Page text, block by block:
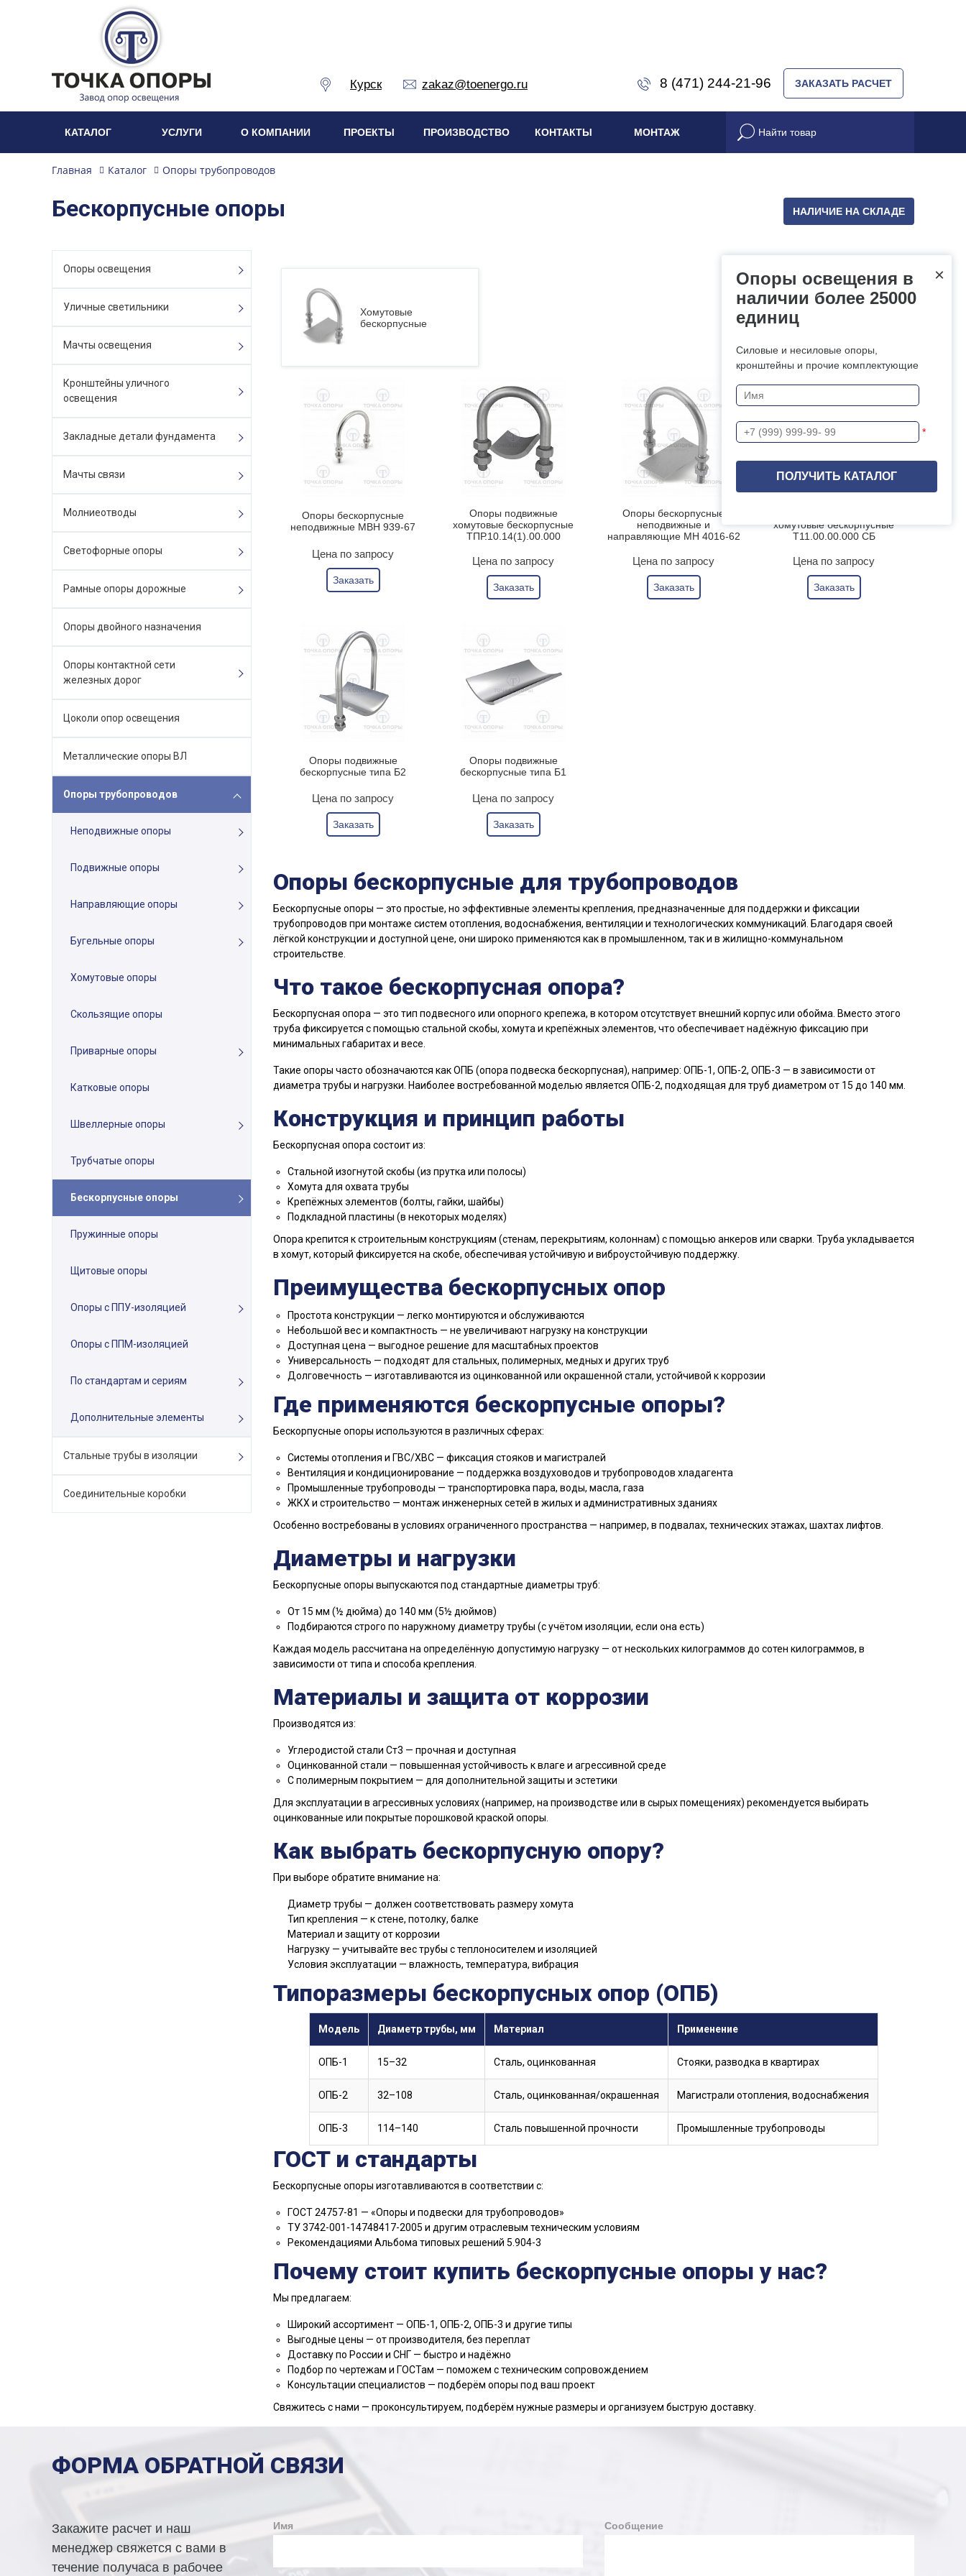
Курск zakaz@toenergo.ru 8 (471) 244-21-96 ЗАКАЗАТЬ РАСЧЕТ
КАТАЛОГ УСЛУГИ О КОМПАНИИ ПРОЕКТЫ ПРОИЗВОДСТВО КОНТАКТЫ МОНТАЖ
Главная Каталог Опоры трубопроводов
Бескорпусные опоры НАЛИЧИЕ НА СКЛАДЕ
Опоры освещения
Уличные светильники
Мачты освещения
Кронштейны уличного
освещения
Закладные детали фундамента
Мачты связи
Молниеотводы
Светофорные опоры
Рамные опоры дорожные
Опоры двойного назначения
Опоры контактной сети
железных дорог
Цоколи опор освещения
Металлические опоры ВЛ
Опоры трубопроводов
Неподвижные опоры
Подвижные опоры
Направляющие опоры
Бугельные опоры
Хомутовые опоры
Скользящие опоры
Приварные опоры
Катковые опоры
Швеллерные опоры
Трубчатые опоры
Бескорпусные опоры
Пружинные опоры
Щитовые опоры
Опоры с ППУ-изоляцией
Опоры с ППМ-изоляцией
По стандартам и сериям
Дополнительные элементы
Стальные трубы в изоляции
Соединительные коробки
Хомутовые
бескорпусные
Опоры бескорпусные
неподвижные МВН 939-67
Цена по запросу
Заказать
Опоры подвижные
хомутовые бескорпусные
ТПР.10.14(1).00.000
Цена по запросу
Заказать
Опоры бескорпусные
неподвижные и
направляющие МН 4016-62
Цена по запросу
Заказать
хомутовые бескорпусные
Т11.00.00.000 СБ
Цена по запросу
Заказать
Опоры подвижные
бескорпусные типа Б2
Цена по запросу
Заказать
Опоры подвижные
бескорпусные типа Б1
Цена по запросу
Заказать
Опоры бескорпусные для трубопроводов
Бескорпусные опоры — это простые, но эффективные элементы крепления, предназначенные для поддержки и фиксации
трубопроводов при монтаже систем отопления, водоснабжения, вентиляции и технологических коммуникаций. Благодаря своей
лёгкой конструкции и доступной цене, они широко применяются как в промышленном, так и в жилищно-коммунальном
строительстве.
Что такое бескорпусная опора?
Бескорпусная опора — это тип подвесного или опорного крепежа, в котором отсутствует внешний корпус или обойма. Вместо этого
труба фиксируется с помощью стальной скобы, хомута и крепёжных элементов, что обеспечивает надёжную фиксацию при
минимальных габаритах и весе.
Такие опоры часто обозначаются как ОПБ (опора подвеска бескорпусная), например: ОПБ-1, ОПБ-2, ОПБ-3 — в зависимости от
диаметра трубы и нагрузки. Наиболее востребованной моделью является ОПБ-2, подходящая для труб диаметром от 15 до 140 мм.
Конструкция и принцип работы
Бескорпусная опора состоит из:
Стальной изогнутой скобы (из прутка или полосы)
Хомута для охвата трубы
Крепёжных элементов (болты, гайки, шайбы)
Подкладной пластины (в некоторых моделях)
Опора крепится к строительным конструкциям (стенам, перекрытиям, колоннам) с помощью анкеров или сварки. Труба укладывается
в хомут, который фиксируется на скобе, обеспечивая устойчивую и виброустойчивую поддержку.
Преимущества бескорпусных опор
Простота конструкции — легко монтируются и обслуживаются
Небольшой вес и компактность — не увеличивают нагрузку на конструкции
Доступная цена — выгодное решение для масштабных проектов
Универсальность — подходят для стальных, полимерных, медных и других труб
Долговечность — изготавливаются из оцинкованной или окрашенной стали, устойчивой к коррозии
Где применяются бескорпусные опоры?
Бескорпусные опоры используются в различных сферах:
Системы отопления и ГВС/ХВС — фиксация стояков и магистралей
Вентиляция и кондиционирование — поддержка воздуховодов и трубопроводов хладагента
Промышленные трубопроводы — транспортировка пара, воды, масла, газа
ЖКХ и строительство — монтаж инженерных сетей в жилых и административных зданиях
Особенно востребованы в условиях ограниченного пространства — например, в подвалах, технических этажах, шахтах лифтов.
Диаметры и нагрузки
Бескорпусные опоры выпускаются под стандартные диаметры труб:
От 15 мм (½ дюйма) до 140 мм (5½ дюймов)
Подбираются строго по наружному диаметру трубы (с учётом изоляции, если она есть)
Каждая модель рассчитана на определённую допустимую нагрузку — от нескольких килограммов до сотен килограммов, в
зависимости от типа и способа крепления.
Материалы и защита от коррозии
Производятся из:
Углеродистой стали Ст3 — прочная и доступная
Оцинкованной стали — повышенная устойчивость к влаге и агрессивной среде
С полимерным покрытием — для дополнительной защиты и эстетики
Для эксплуатации в агрессивных условиях (например, на производстве или в сырых помещениях) рекомендуется выбирать
оцинкованные или покрытые порошковой краской опоры.
Как выбрать бескорпусную опору?
При выборе обратите внимание на:
Диаметр трубы — должен соответствовать размеру хомута
Тип крепления — к стене, потолку, балке
Материал и защиту от коррозии
Нагрузку — учитывайте вес трубы с теплоносителем и изоляцией
Условия эксплуатации — влажность, температура, вибрация
Типоразмеры бескорпусных опор (ОПБ)
Модель Диаметр трубы, мм Материал Применение
ОПБ-1 15–32 Сталь, оцинкованная Стояки, разводка в квартирах
ОПБ-2 32–108 Сталь, оцинкованная/окрашенная Магистрали отопления, водоснабжения
ОПБ-3 114–140 Сталь повышенной прочности Промышленные трубопроводы
ГОСТ и стандарты
Бескорпусные опоры изготавливаются в соответствии с:
ГОСТ 24757-81 — «Опоры и подвески для трубопроводов»
ТУ 3742-001-14748417-2005 и другим отраслевым техническим условиям
Рекомендациями Альбома типовых решений 5.904-3
Почему стоит купить бескорпусные опоры у нас?
Мы предлагаем:
Широкий ассортимент — ОПБ-1, ОПБ-2, ОПБ-3 и другие типы
Выгодные цены — от производителя, без переплат
Доставку по России и СНГ — быстро и надёжно
Подбор по чертежам и ГОСТам — поможем с техническим сопровождением
Консультации специалистов — подберём опоры под ваш проект
Свяжитесь с нами — проконсультируем, подберём нужные размеры и организуем быструю доставку.
ФОРМА ОБРАТНОЙ СВЯЗИ
Закажите расчет и наш
менеджер свяжется с вами в
течение получаса в рабочее
Имя Сообщение
×
Опоры освещения в
наличии более 25000
единиц
Силовые и несиловые опоры,
кронштейны и прочие комплектующие
*